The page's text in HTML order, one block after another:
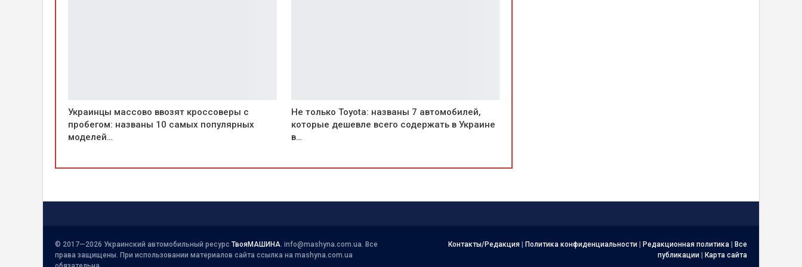
Украинцы массово ввозят кроссоверы с
пробегом: названы 10 самых популярных
моделей…
Не только Toyota: названы 7 автомобилей,
которые дешевле всего содержать в Украине
в…
© 2017—2026 Украинский автомобильный ресурс ТвояМАШИНА info@mashyna.com.ua . Все
права защищены. При использовании материалов сайта ссылка на mashyna.com.ua
Контакты/Редакция | Политика конфиденциальности | Редакционная политика | Все
публикации | Карта сайта